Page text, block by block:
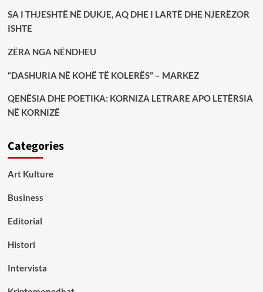
SA I THJESHTË NË DUKJE, AQ DHE I LARTË DHE NJERËZOR
ISHTE
ZËRA NGA NËNDHEU
“DASHURIA NË KOHË TË KOLERËS” – MARKEZ
QENËSIA DHE POETIKA: KORNIZA LETRARE APO LETËRSIA
NË KORNIZË
Categories
Art Kulture
Business
Editorial
Histori
Intervista